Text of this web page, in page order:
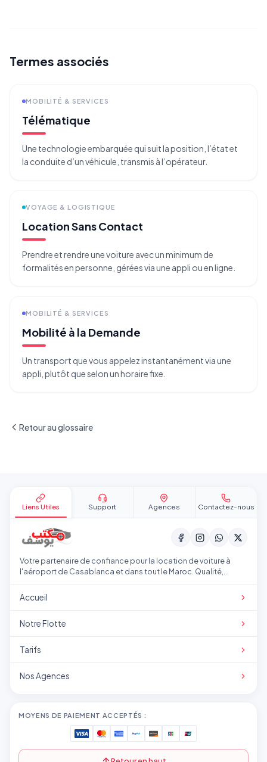
Termes associés
MOBILITÉ & SERVICES
Télématique
Une technologie embarquée qui suit la position, l’état et
la conduite d’un véhicule, transmis à l’opérateur.
VOYAGE & LOGISTIQUE
Location Sans Contact
Prendre et rendre une voiture avec un minimum de
formalités en personne, gérées via une appli ou en ligne.
MOBILITÉ & SERVICES
Mobilité à la Demande
Un transport que vous appelez instantanément via une
appli, plutôt que selon un horaire fixe.
Retour au glossaire
Liens Utiles Support Agences Contactez-nous
Votre partenaire de confiance pour la location de voiture à
l'aéroport de Casablanca et dans tout le Maroc. Qualité,
Accueil
Notre Flotte
Tarifs
Nos Agences
MOYENS DE PAIEMENT ACCEPTÉS :